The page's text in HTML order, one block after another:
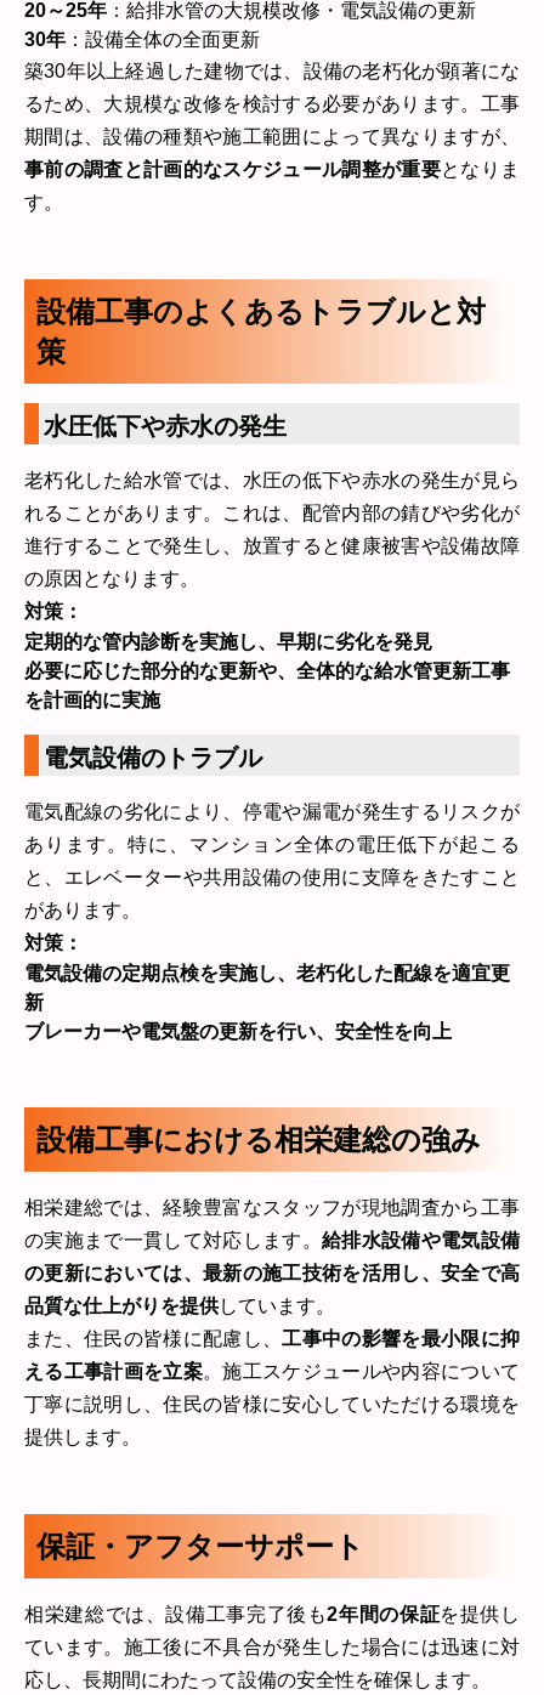
20～25年 ：給排水管の大規模改修・電気設備の更新
30年 ：設備全体の全面更新
築30年以上経過した建物では、設備の老朽化が顕著にな
るため、大規模な改修を検討する必要があります。工事
期間は、設備の種類や施工範囲によって異なりますが、
事前の調査と計画的なスケジュール調整が重要となりま
す。
設備工事のよくあるトラブルと対
策
水圧低下や赤水の発生
老朽化した給水管では、水圧の低下や赤水の発生が見ら
れることがあります。これは、配管内部の錆びや劣化が
進行することで発生し、放置すると健康被害や設備故障
の原因となります。
対策：
定期的な管内診断を実施し、早期に劣化を発見
必要に応じた部分的な更新や、全体的な給水管更新工事
を計画的に実施
電気設備のトラブル
電気配線の劣化により、停電や漏電が発生するリスクが
あります。特に、マンション全体の電圧低下が起こる
と、エレベーターや共用設備の使用に支障をきたすこと
があります。
対策：
電気設備の定期点検を実施し、老朽化した配線を適宜更
新
ブレーカーや電気盤の更新を行い、安全性を向上
設備工事における相栄建総の強み
相栄建総では、経験豊富なスタッフが現地調査から工事
の実施まで一貫して対応します。 給排水設備や電気設備
の更新においては、最新の施工技術を活用し、安全で高
品質な仕上がりを提供しています。
また、住民の皆様に配慮し、工事中の影響を最小限に抑
える工事計画を立案。施工スケジュールや内容について
丁寧に説明し、住民の皆様に安心していただける環境を
提供します。
保証・アフターサポート
相栄建総では、設備工事完了後も2年間の保証を提供し
ています。施工後に不具合が発生した場合には迅速に対
応し、長期間にわたって設備の安全性を確保します。